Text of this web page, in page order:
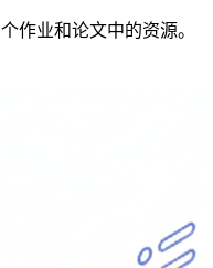
作业和论文中的资源。